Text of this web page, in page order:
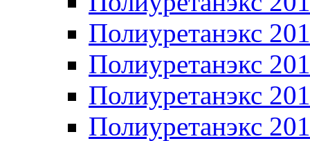
Полиуретанэкс
Полиуретанэкс
Полиуретанэкс
Полиуретанэкс